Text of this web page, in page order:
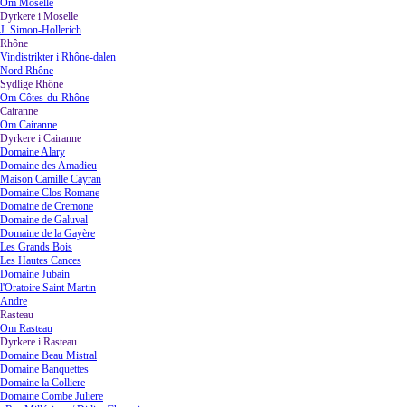
Om Moselle
Dyrkere i Moselle
J. Simon-Hollerich
Rhône
Vindistrikter i Rhône-dalen
Nord Rhône
Sydlige Rhône
Om Côtes-du-Rhône
Cairanne
Om Cairanne
Dyrkere i Cairanne
Domaine Alary
Domaine des Amadieu
Maison Camille Cayran
Domaine Clos Romane
Domaine de Cremone
Domaine de Galuval
Domaine de la Gayère
Les Grands Bois
Les Hautes Cances
Domaine Jubain
l'Oratoire Saint Martin
Andre
Rasteau
Om Rasteau
Dyrkere i Rasteau
Domaine Beau Mistral
Domaine Banquettes
Domaine la Colliere
Domaine Combe Juliere